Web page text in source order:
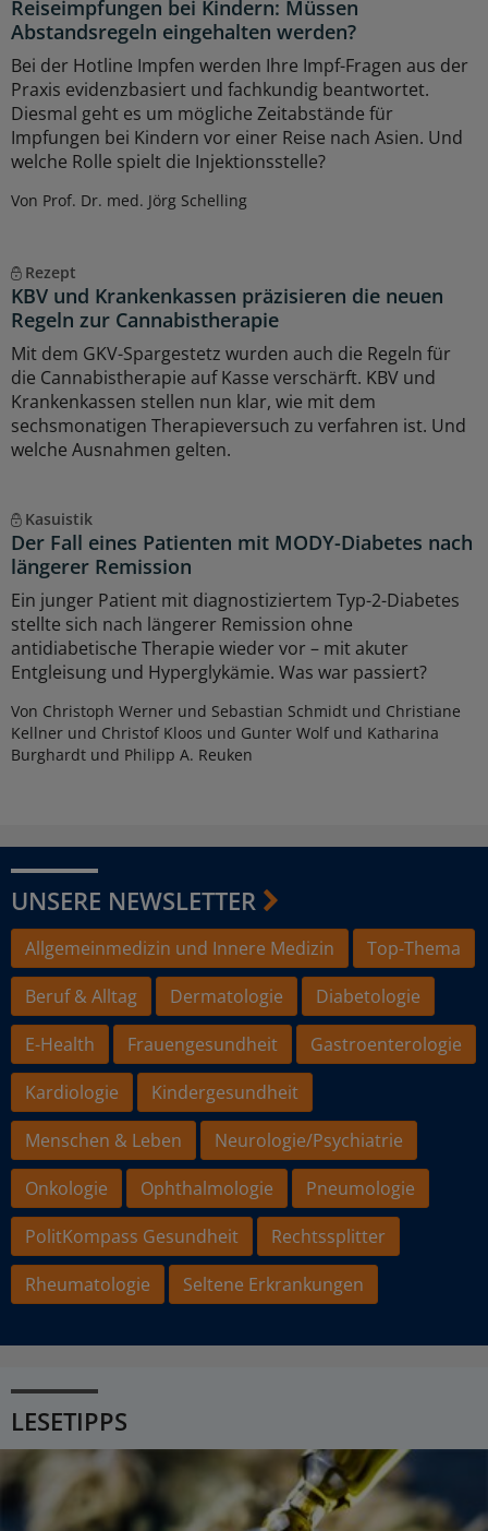
Reiseimpfungen bei Kindern: Müssen
Abstandsregeln eingehalten werden?
Bei der Hotline Impfen werden Ihre Impf-Fragen aus der
Praxis evidenzbasiert und fachkundig beantwortet.
Diesmal geht es um mögliche Zeitabstände für
Impfungen bei Kindern vor einer Reise nach Asien. Und
welche Rolle spielt die Injektionsstelle?
Von Prof. Dr. med. Jörg Schelling
Rezept
KBV und Krankenkassen präzisieren die neuen
Regeln zur Cannabistherapie
Mit dem GKV-Spargestetz wurden auch die Regeln für
die Cannabistherapie auf Kasse verschärft. KBV und
Krankenkassen stellen nun klar, wie mit dem
sechsmonatigen Therapieversuch zu verfahren ist. Und
welche Ausnahmen gelten.
Kasuistik
Der Fall eines Patienten mit MODY-Diabetes nach
längerer Remission
Ein junger Patient mit diagnostiziertem Typ-2-Diabetes
stellte sich nach längerer Remission ohne
antidiabetische Therapie wieder vor – mit akuter
Entgleisung und Hyperglykämie. Was war passiert?
Von Christoph Werner und Sebastian Schmidt und Christiane
Kellner und Christof Kloos und Gunter Wolf und Katharina
Burghardt und Philipp A. Reuken
UNSERE NEWSLETTER
Allgemeinmedizin und Innere Medizin
Top-Thema
Beruf & Alltag
Dermatologie
Diabetologie
E-Health
Frauengesundheit
Gastroenterologie
Kardiologie
Kindergesundheit
Menschen & Leben
Neurologie/Psychiatrie
Onkologie
Ophthalmologie
Pneumologie
PolitKompass Gesundheit
Rechtssplitter
Rheumatologie
Seltene Erkrankungen
LESETIPPS